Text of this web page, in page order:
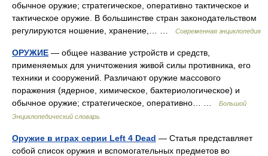
обычное оружие; стратегическое, оперативно тактическое и
тактическое оружие. В большинстве стран законодательством
регулируются ношение, хранение,… …
Современная энциклопедия
ОРУЖИЕ — общее название устройств и средств,
применяемых для уничтожения живой силы противника, его
техники и сооружений. Различают оружие массового
поражения (ядерное, химическое, бактериологическое) и
обычное оружие; стратегическое, оперативно… …
Большой
Энциклопедический словарь
Оружие в играх серии Left 4 Dead — Статья представляет
собой список оружия и вспомогательных предметов во